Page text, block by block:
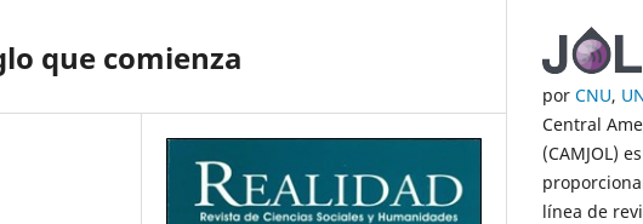
que comienza
por CNU,
Central
(CAMJOL)
línea de